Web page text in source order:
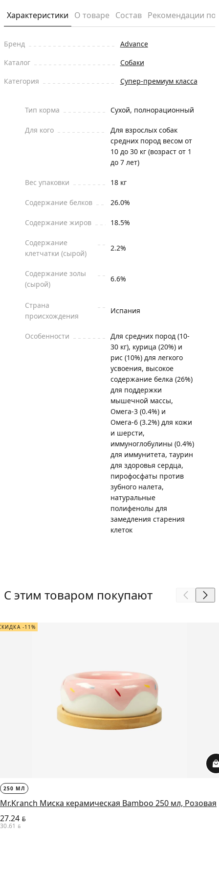
Характеристики О товаре Состав Рекомендации
Бренд
Advance
Каталог
Собаки
Категория
Супер-премиум класса
Тип корма Сухой, полнорационный
Для кого
Для взрослых собак
средних пород весом от
10 до 30 кг (возраст от 1
до 7 лет)
Вес упаковки 18 кг
Содержание белков 26.0%
Содержание жиров 18.5%
Содержание
клетчатки (сырой)
2.2%
Содержание золы
(сырой)
6.6%
Страна
происхождения
Испания
Особенности
Для средних пород (10-
30 кг), курица (20%) и
рис (10%) для легкого
усвоения, высокое
содержание белка (26%)
для поддержки
мышечной массы,
Омега-3 (0.4%) и
Омега-6 (3.2%) для кожи
и шерсти,
иммуноглобулины (0.4%)
для иммунитета, таурин
для здоровья сердца,
пирофосфаты против
зубного налета,
натуральные
полифенолы для
замедления старения
клеток
С этим товаром покупают
-11%
250 МЛ
Mr.Kranch Миска керамическая Bamboo 250 мл, Розовая
27.24 BYN
30.61 BYN